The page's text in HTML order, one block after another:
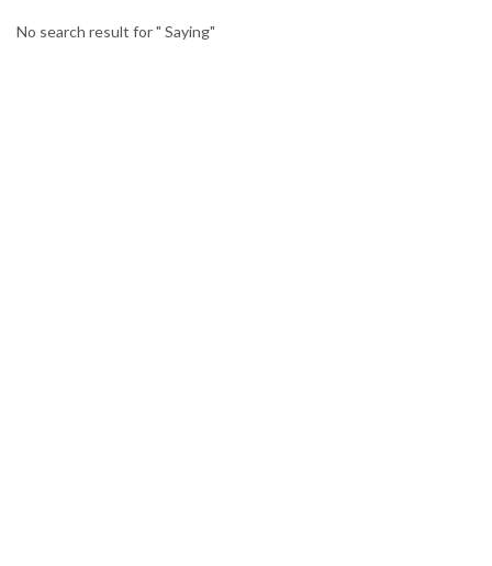
No search result for " Saying"